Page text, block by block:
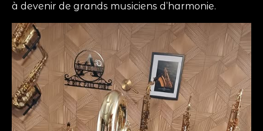
à devenir de grands musiciens d’harmonie.